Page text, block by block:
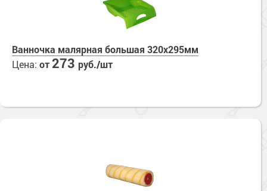
Ванночка малярная большая 320х295мм
Цена: от273 руб./шт